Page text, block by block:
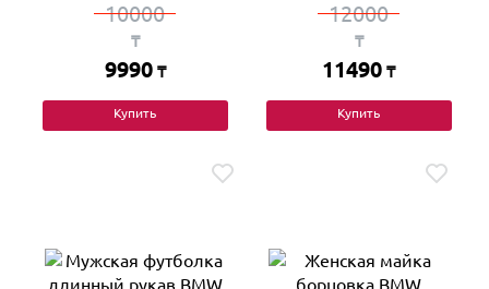
10000
₸
9990 ₸
Купить
12000
₸
11490 ₸
Купить